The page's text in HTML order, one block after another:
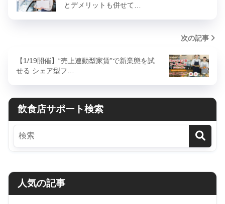
とデメリットも併せて…
次の記事
【1/19開催】“売上連動型家賃”で新業態を試
せる シェア型フ…
飲食店サポート検索
人気の記事